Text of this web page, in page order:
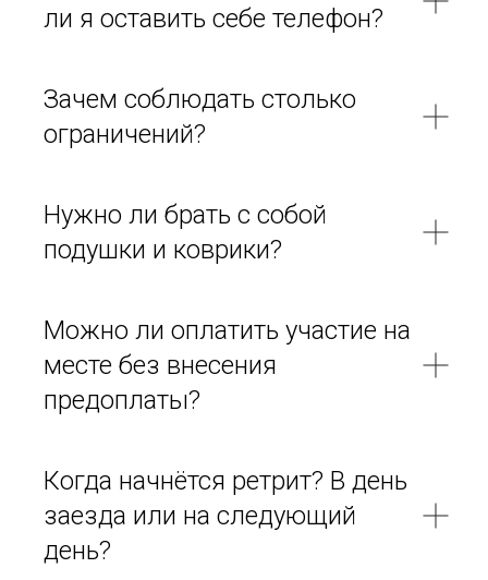
ли я оставить себе телефон?
Зачем соблюдать столько
ограничений?
Нужно ли брать с собой
подушки и коврики?
Можно ли оплатить участие на
месте без внесения
предоплаты?
Когда начнётся ретрит? В день
заезда или на следующий
день?